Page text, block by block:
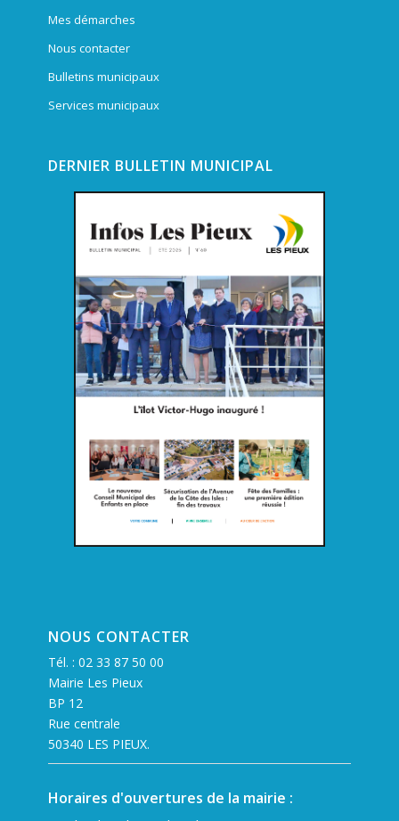
Mes démarches
Nous contacter
Bulletins municipaux
Services municipaux
DERNIER BULLETIN MUNICIPAL
NOUS CONTACTER
Tél. : 02 33 87 50 00
Mairie Les Pieux
BP 12
Rue centrale
50340 LES PIEUX.
Horaires d'ouvertures de la mairie :